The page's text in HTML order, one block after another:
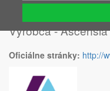
Výrobca -
Oficiálne stránky: http://